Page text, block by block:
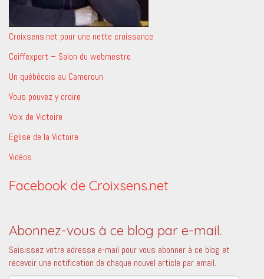
Croixsens.net pour une nette croissance
Coiffexpert – Salon du webmestre
Un québécois au Cameroun
Vous pouvez y croire
Voix de Victoire
Eglise de la Victoire
Vidéos
Facebook de Croixsens.net
Abonnez-vous à ce blog par e-mail.
Saisissez votre adresse e-mail pour vous abonner à ce blog et
recevoir une notification de chaque nouvel article par email.